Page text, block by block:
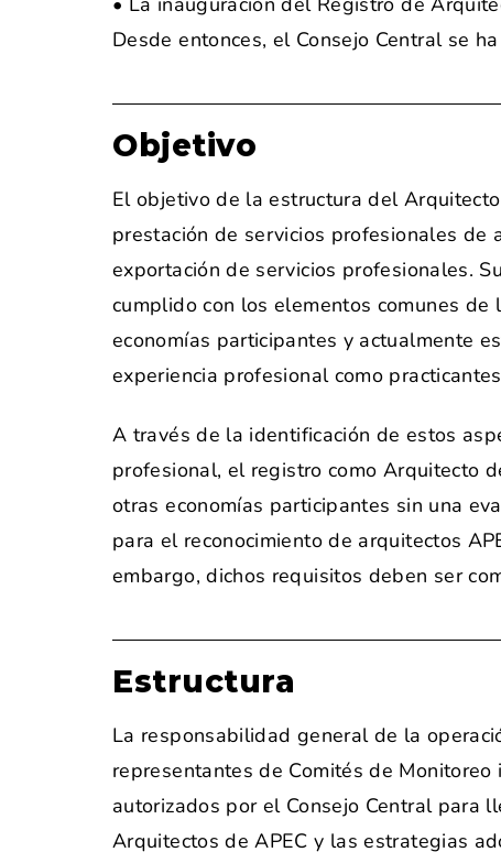
Desde entonces, el Consejo Central se
Objetivo
El objetivo de la estructura del
prestación de servicios profesionales de
exportación de servicios profesionales.
cumplido con los elementos comunes
economías participantes y actualmente
experiencia profesional como
A través de la identificación de estos
profesional, el registro como Arquitecto
otras economías participantes sin una
para el reconocimiento de arquitectos
embargo, dichos requisitos deben ser
Estructura
La responsabilidad general de la
representantes de Comités de
autorizados por el Consejo Central para
Arquitectos de APEC y las estrategias